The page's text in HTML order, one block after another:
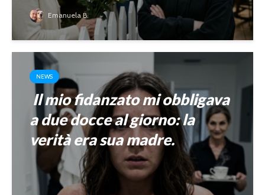
Emanuela B.
NEWS
Il mio fidanzato mi obbligava
a due docce al giorno: la
verità era sua madre.